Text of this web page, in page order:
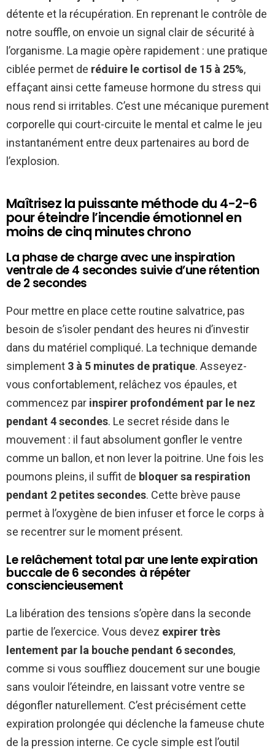
détente et la récupération. En reprenant le contrôle de
notre souffle, on envoie un signal clair de sécurité à
l’organisme. La magie opère rapidement : une pratique
ciblée permet de réduire le cortisol de 15 à 25%,
effaçant ainsi cette fameuse hormone du stress qui
nous rend si irritables. C’est une mécanique purement
corporelle qui court-circuite le mental et calme le jeu
instantanément entre deux partenaires au bord de
l’explosion.
Maîtrisez la puissante méthode du 4-2-6
pour éteindre l’incendie émotionnel en
moins de cinq minutes chrono
La phase de charge avec une inspiration
ventrale de 4 secondes suivie d’une rétention
de 2 secondes
Pour mettre en place cette routine salvatrice, pas
besoin de s’isoler pendant des heures ni d’investir
dans du matériel compliqué. La technique demande
simplement 3 à 5 minutes de pratique. Asseyez-
vous confortablement, relâchez vos épaules, et
commencez par inspirer profondément par le nez
pendant 4 secondes. Le secret réside dans le
mouvement : il faut absolument gonfler le ventre
comme un ballon, et non lever la poitrine. Une fois les
poumons pleins, il suffit de bloquer sa respiration
pendant 2 petites secondes. Cette brève pause
permet à l’oxygène de bien infuser et force le corps à
se recentrer sur le moment présent.
Le relâchement total par une lente expiration
buccale de 6 secondes à répéter
consciencieusement
La libération des tensions s’opère dans la seconde
partie de l’exercice. Vous devez expirer très
lentement par la bouche pendant 6 secondes,
comme si vous souffliez doucement sur une bougie
sans vouloir l’éteindre, en laissant votre ventre se
dégonfler naturellement. C’est précisément cette
expiration prolongée qui déclenche la fameuse chute
de la pression interne. Ce cycle simple est l’outil